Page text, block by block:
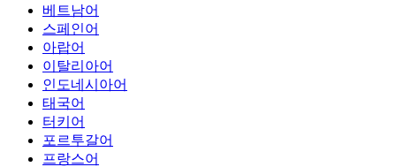
베트남어
스페인어
아랍어
이탈리아어
인도네시아어
태국어
터키어
포르투갈어
프랑스어